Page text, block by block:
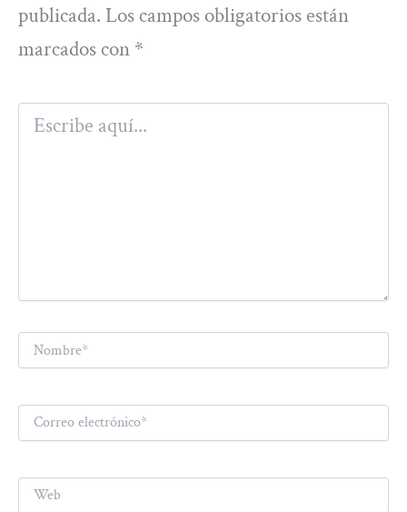
publicada. Los campos obligatorios están
marcados con *
Escribe
aquí...
Nombre*
Correo
electrónico*
Web